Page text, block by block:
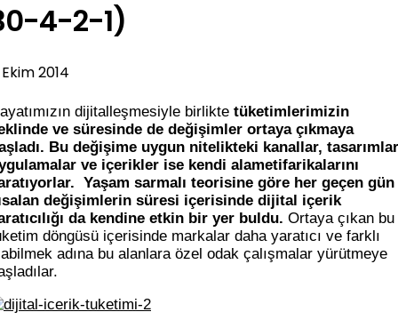
4-2-1)
2014
dijitalleşmesiyle birlikte tüketimlerimizin
ve süresinde de değişimler ortaya çıkmaya
Bu değişime uygun nitelikteki kanallar,
ve içerikler ise kendi alametifarikalarını
Yaşam sarmalı teorisine göre her geçen gün
değişimlerin süresi içerisinde dijital içerik
da kendine etkin bir yer buldu. Ortaya çıkan bu
döngüsü içerisinde markalar daha yaratıcı ve farklı
adına bu alanlara özel odak çalışmalar yürütmeye